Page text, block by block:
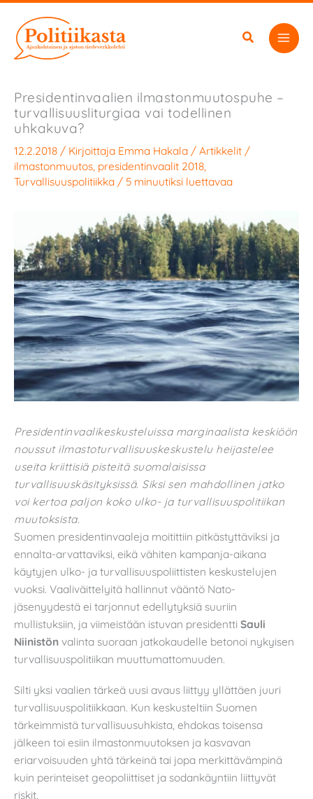
sisältöön
Presidentinvaalien ilmastonmuutospuhe –
turvallisuusliturgiaa vai todellinen
uhkakuva?
12.2.2018 / Kirjoittaja Emma Hakala / Artikkelit /
ilmastonmuutos presidentinvaalit 2018
Turvallisuuspolitiikka / 5 minuutiksi luettavaa
Presidentinvaalikeskusteluissa marginaalista keskiöön
noussut ilmastoturvallisuuskeskustelu heijastelee
useita kriittisiä pisteitä suomalaisissa
turvallisuuskäsityksissä. Siksi sen mahdollinen jatko
voi kertoa paljon koko ulko- ja turvallisuuspolitiikan
muutoksista.
Suomen presidentinvaaleja moitittiin pitkästyttäviksi ja
ennalta-arvattaviksi, eikä vähiten kampanja-aikana
käytyjen ulko- ja turvallisuuspoliittisten keskustelujen
vuoksi. Vaaliväittelyitä hallinnut vääntö Nato-
jäsenyydestä ei tarjonnut edellytyksiä suuriin
mullistuksiin, ja viimeistään istuvan presidentti Sauli
Niinistön valinta suoraan jatkokaudelle betonoi nykyisen
turvallisuuspolitiikan muuttumattomuuden.
Silti yksi vaalien tärkeä uusi avaus liittyy yllättäen juuri
turvallisuuspolitiikkaan. Kun keskusteltiin Suomen
tärkeimmistä turvallisuusuhkista, ehdokas toisensa
jälkeen toi esiin ilmastonmuutoksen ja kasvavan
eriarvoisuuden yhtä tärkeinä tai jopa merkittävämpinä
kuin perinteiset geopoliittiset ja sodankäyntiin liittyvät
riskit.